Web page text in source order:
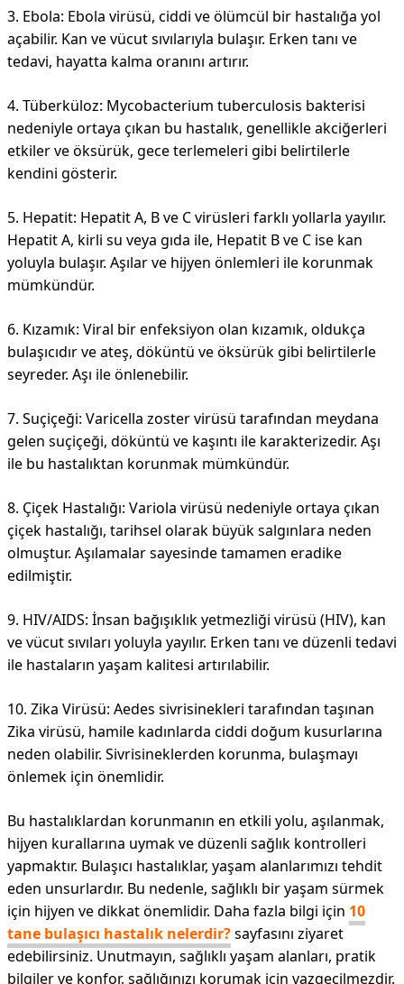
3. Ebola: Ebola virüsü, ciddi ve ölümcül bir hastalığa yol
açabilir. Kan ve vücut sıvılarıyla bulaşır. Erken tanı ve
tedavi, hayatta kalma oranını artırır.
4. Tüberküloz: Mycobacterium tuberculosis bakterisi
nedeniyle ortaya çıkan bu hastalık, genellikle akciğerleri
etkiler ve öksürük, gece terlemeleri gibi belirtilerle
kendini gösterir.
5. Hepatit: Hepatit A, B ve C virüsleri farklı yollarla yayılır.
Hepatit A, kirli su veya gıda ile, Hepatit B ve C ise kan
yoluyla bulaşır. Aşılar ve hijyen önlemleri ile korunmak
mümkündür.
6. Kızamık: Viral bir enfeksiyon olan kızamık, oldukça
bulaşıcıdır ve ateş, döküntü ve öksürük gibi belirtilerle
seyreder. Aşı ile önlenebilir.
7. Suçiçeği: Varicella zoster virüsü tarafından meydana
gelen suçiçeği, döküntü ve kaşıntı ile karakterizedir. Aşı
ile bu hastalıktan korunmak mümkündür.
8. Çiçek Hastalığı: Variola virüsü nedeniyle ortaya çıkan
çiçek hastalığı, tarihsel olarak büyük salgınlara neden
olmuştur. Aşılamalar sayesinde tamamen eradike
edilmiştir.
9. HIV/AIDS: İnsan bağışıklık yetmezliği virüsü (HIV), kan
ve vücut sıvıları yoluyla yayılır. Erken tanı ve düzenli tedavi
ile hastaların yaşam kalitesi artırılabilir.
10. Zika Virüsü: Aedes sivrisinekleri tarafından taşınan
Zika virüsü, hamile kadınlarda ciddi doğum kusurlarına
neden olabilir. Sivrisineklerden korunma, bulaşmayı
önlemek için önemlidir.
Bu hastalıklardan korunmanın en etkili yolu, aşılanmak,
hijyen kurallarına uymak ve düzenli sağlık kontrolleri
yapmaktır. Bulaşıcı hastalıklar, yaşam alanlarımızı tehdit
eden unsurlardır. Bu nedenle, sağlıklı bir yaşam sürmek
için hijyen ve dikkat önemlidir. Daha fazla bilgi için 10
tane bulaşıcı hastalık nelerdir?sayfasını ziyaret
edebilirsiniz. Unutmayın, sağlıklı yaşam alanları, pratik
bilgiler ve konfor, sağlığınızı korumak için vazgeçilmezdir.